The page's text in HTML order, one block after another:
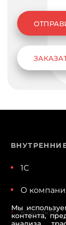
1С
О
Контакты
Мы
контента,